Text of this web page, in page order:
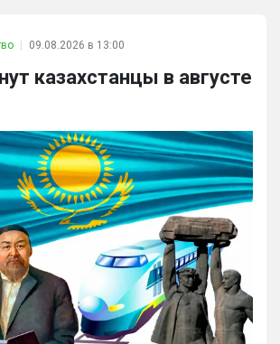
09.08.2026 в 13:00
казахстанцы в августе